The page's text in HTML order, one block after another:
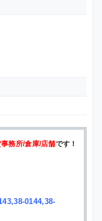
務所/倉庫/店舗です！
,38-0144,38-